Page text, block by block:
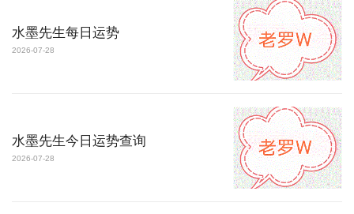
水墨先生每日运势
2026-07-28
水墨先生今日运势查询
2026-07-28